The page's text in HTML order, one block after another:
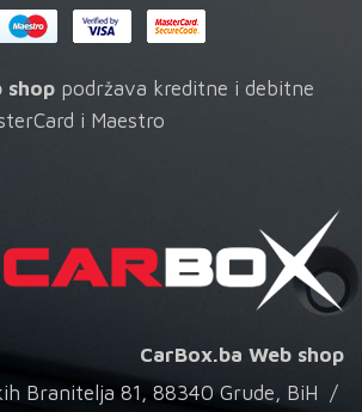
shop podržava kreditne i debitne
i Maestro
CarBox.ba Web shop
Branitelja 81, 88340 Grude, BiH /